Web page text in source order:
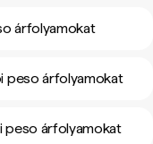
árfolyamokat
peso árfolyamokat
peso árfolyamokat